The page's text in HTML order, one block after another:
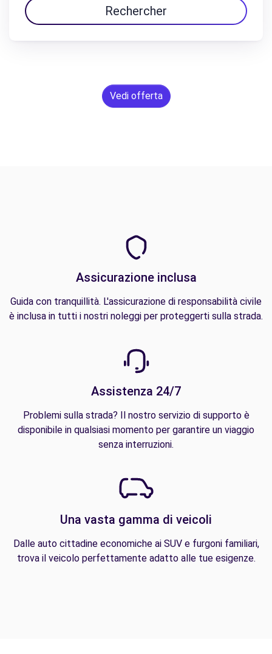
Rechercher
Vedi offerta
Assicurazione inclusa
Guida con tranquillità. L'assicurazione di responsabilità civile
è inclusa in tutti i nostri noleggi per proteggerti sulla strada.
Assistenza 24/7
Problemi sulla strada? Il nostro servizio di supporto è
disponibile in qualsiasi momento per garantire un viaggio
senza interruzioni.
Una vasta gamma di veicoli
Dalle auto cittadine economiche ai SUV e furgoni familiari,
trova il veicolo perfettamente adatto alle tue esigenze.